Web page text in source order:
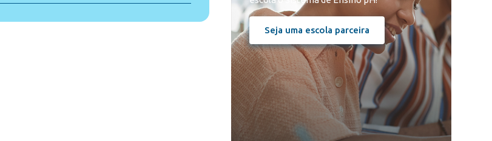
Seja uma escola parceira